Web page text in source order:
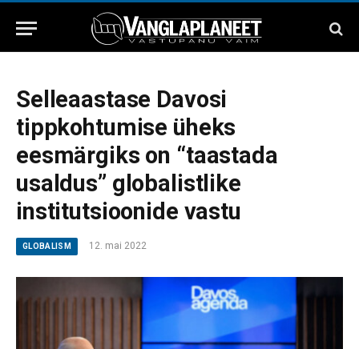
Selleaastase Davosi
tippkohtumise üheks
eesmärgiks on “taastada
usaldus” globalistlike
institutsioonide vastu
GLOBALISM 12. mai 2022